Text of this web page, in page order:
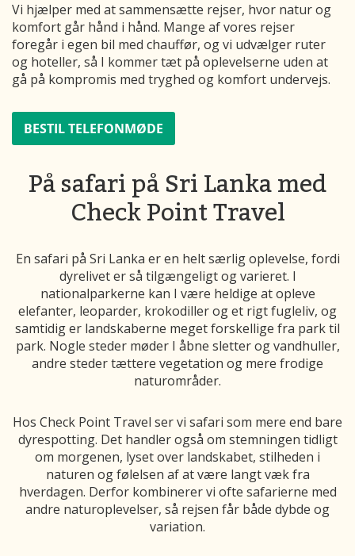
Vi hjælper med at sammensætte rejser, hvor natur og
komfort går hånd i hånd. Mange af vores rejser
foregår i egen bil med chauffør, og vi udvælger ruter
og hoteller, så I kommer tæt på oplevelserne uden at
gå på kompromis med tryghed og komfort undervejs.
BESTIL TELEFONMØDE
På safari på Sri Lanka med
Check Point Travel
En safari på Sri Lanka er en helt særlig oplevelse, fordi
dyrelivet er så tilgængeligt og varieret. I
nationalparkerne kan I være heldige at opleve
elefanter, leoparder, krokodiller og et rigt fugleliv, og
samtidig er landskaberne meget forskellige fra park til
park. Nogle steder møder I åbne sletter og vandhuller,
andre steder tættere vegetation og mere frodige
naturområder.
Hos Check Point Travel ser vi safari som mere end bare
dyrespotting. Det handler også om stemningen tidligt
om morgenen, lyset over landskabet, stilheden i
naturen og følelsen af at være langt væk fra
hverdagen. Derfor kombinerer vi ofte safarierne med
andre naturoplevelser, så rejsen får både dybde og
variation.